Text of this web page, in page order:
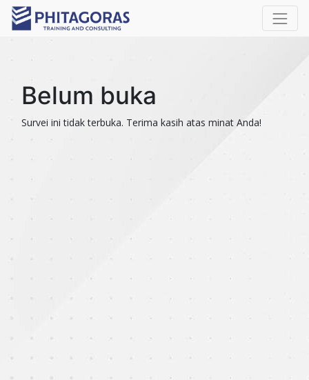
Belum buka
Survei ini tidak terbuka. Terima kasih atas minat Anda!